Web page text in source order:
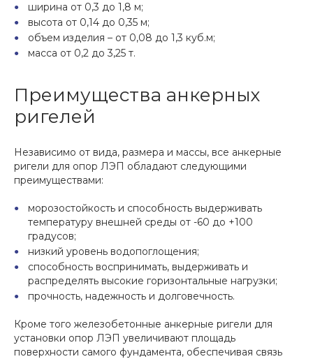
ширина от 0,3 до 1,8 м;
высота от 0,14 до 0,35 м;
объем изделия – от 0,08 до 1,3 куб.м;
масса от 0,2 до 3,25 т.
Преимущества анкерных
ригелей
Независимо от вида, размера и массы, все анкерные
ригели для опор ЛЭП обладают следующими
преимуществами:
морозостойкость и способность выдерживать
температуру внешней среды от -60 до +100
градусов;
низкий уровень водопоглощения;
способность воспринимать, выдерживать и
распределять высокие горизонтальные нагрузки;
прочность, надежность и долговечность.
Кроме того железобетонные анкерные ригели для
установки опор ЛЭП увеличивают площадь
поверхности самого фундамента, обеспечивая связь